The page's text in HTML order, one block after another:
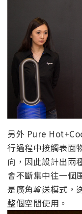
另外 Pure
行過程中接觸表面
向，因此設計出兩
會不斷集中往一個
是廣角輸送模式，
整個空間使用。